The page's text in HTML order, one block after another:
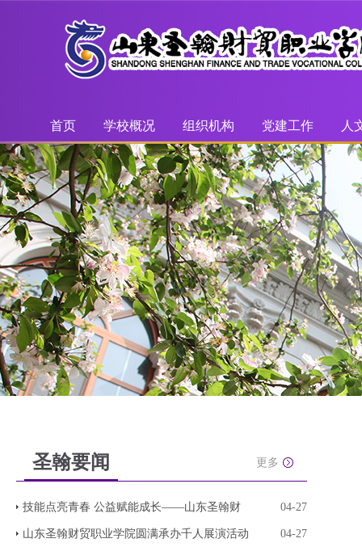
首页 学校概况 组织机构 党建工作 人
圣翰要闻 更多
技能点亮青春 公益赋能成长——山东圣翰财 04-27
山东圣翰财贸职业学院圆满承办千人展演活动 04-27